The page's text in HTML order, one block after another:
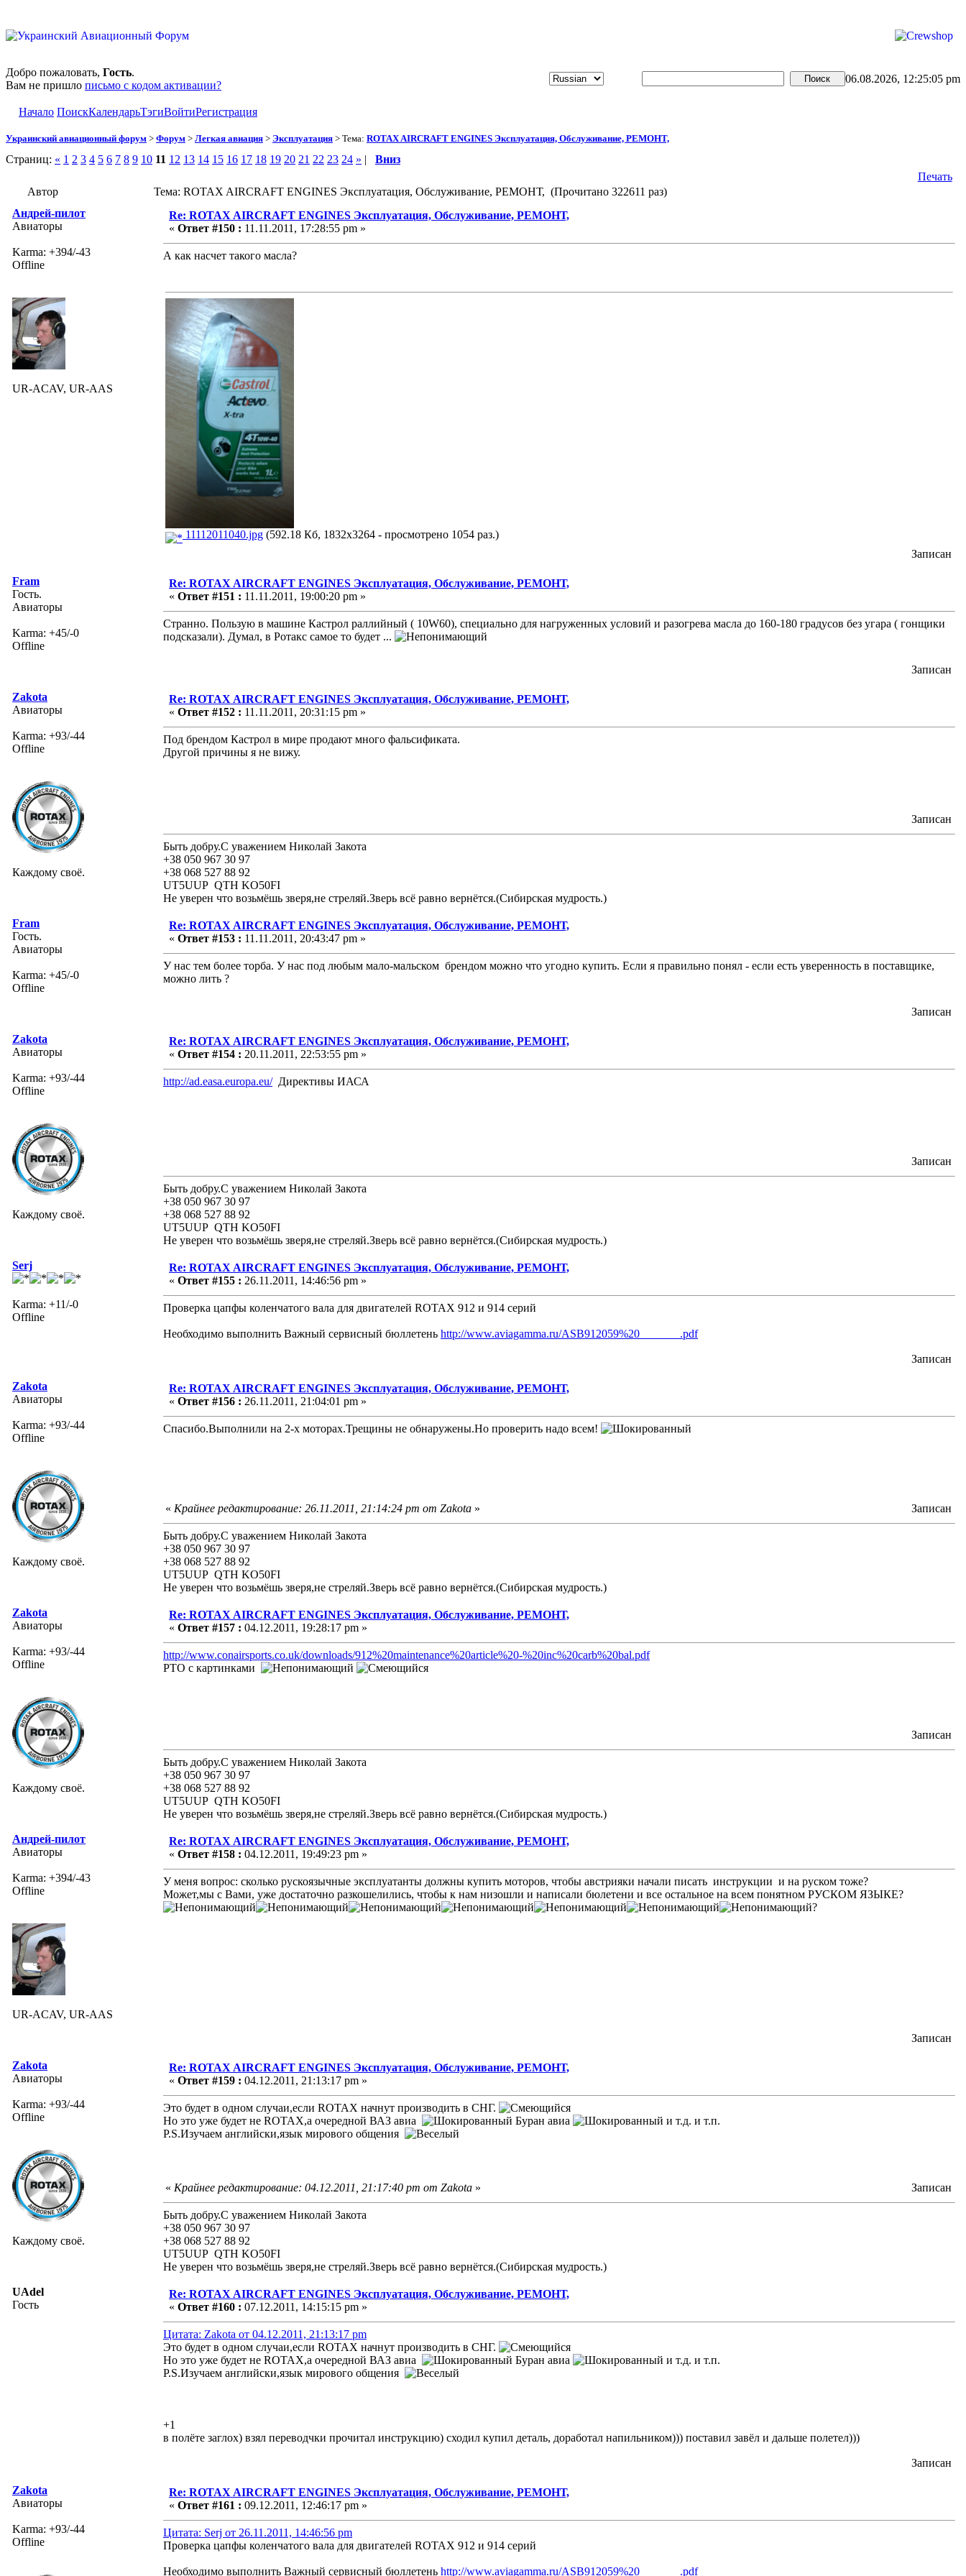
Добро пожаловать, Гость.
Вам не пришло письмо с кодом активации?
06.08.2026, 12:25:05 pm
Начало ПоискКалендарьТэгиВойтиРегистрация
Украинский авиационный форум > Форум > Легкая авиация > Эксплуатация > Тема: ROTAX AIRCRAFT ENGINES Эксплуатация, Обслуживание, РЕМОНТ,
Страниц: « 1 2 3 4 5 6 7 8 9 10 11 12 13 14 15 16 17 18 19 20 21 22 23 24 » | Вниз
Печать
Автор
Тема: ROTAX AIRCRAFT ENGINES Эксплуатация, Обслуживание, РЕМОНТ, (Прочитано 322611 раз)
Андрей-пилот
Авиаторы
Karma: +394/-43
Offline
UR-ACAV, UR-AAS
Re: ROTAX AIRCRAFT ENGINES Эксплуатация, Обслуживание, РЕМОНТ,
« Ответ #150 : 11.11.2011, 17:28:55 pm »
А как насчет такого масла?
11112011040.jpg (592.18 Кб, 1832x3264 - просмотрено 1054 раз.)
Записан
Fram
Гость.
Авиаторы
Karma: +45/-0
Offline
Re: ROTAX AIRCRAFT ENGINES Эксплуатация, Обслуживание, РЕМОНТ,
« Ответ #151 : 11.11.2011, 19:00:20 pm »
Странно. Пользую в машине Кастрол раллийный ( 10W60), специально для нагруженных условий и разогрева масла до 160-180 градусов без угара ( гонщики
подсказали). Думал, в Ротакс самое то будет ...
Записан
Zakota
Авиаторы
Karma: +93/-44
Offline
Каждому своё.
Re: ROTAX AIRCRAFT ENGINES Эксплуатация, Обслуживание, РЕМОНТ,
« Ответ #152 : 11.11.2011, 20:31:15 pm »
Под брендом Кастрол в мире продают много фальсификата.
Другой причины я не вижу.
Записан
Быть добру.С уважением Николай Закота
+38 050 967 30 97
+38 068 527 88 92
UT5UUP QTH KO50FI
Не уверен что возьмёшь зверя,не стреляй.Зверь всё равно вернётся.(Сибирская мудрость.)
Fram
Гость.
Авиаторы
Karma: +45/-0
Offline
Re: ROTAX AIRCRAFT ENGINES Эксплуатация, Обслуживание, РЕМОНТ,
« Ответ #153 : 11.11.2011, 20:43:47 pm »
У нас тем более торба. У нас под любым мало-мальском брендом можно что угодно купить. Если я правильно понял - если есть уверенность в поставщике,
можно лить ?
Записан
Zakota
Авиаторы
Karma: +93/-44
Offline
Каждому своё.
Re: ROTAX AIRCRAFT ENGINES Эксплуатация, Обслуживание, РЕМОНТ,
« Ответ #154 : 20.11.2011, 22:53:55 pm »
http://ad.easa.europa.eu/Директивы ИАСА
Записан
Быть добру.С уважением Николай Закота
+38 050 967 30 97
+38 068 527 88 92
UT5UUP QTH KO50FI
Не уверен что возьмёшь зверя,не стреляй.Зверь всё равно вернётся.(Сибирская мудрость.)
Serj
Karma: +11/-0
Offline
Re: ROTAX AIRCRAFT ENGINES Эксплуатация, Обслуживание, РЕМОНТ,
« Ответ #155 : 26.11.2011, 14:46:56 pm »
Проверка цапфы коленчатого вала для двигателей ROTAX 912 и 914 серий
Необходимо выполнить Важный сервисный бюллетень http://www.aviagamma.ru/ASB912059%20_______.pdf
Записан
Zakota
Авиаторы
Karma: +93/-44
Offline
Каждому своё.
Re: ROTAX AIRCRAFT ENGINES Эксплуатация, Обслуживание, РЕМОНТ,
« Ответ #156 : 26.11.2011, 21:04:01 pm »
Спасибо.Выполнили на 2-х моторах.Трещины не обнаружены.Но проверить надо всем!
« Крайнее редактирование: 26.11.2011, 21:14:24 pm от Zakota » Записан
Быть добру.С уважением Николай Закота
+38 050 967 30 97
+38 068 527 88 92
UT5UUP QTH KO50FI
Не уверен что возьмёшь зверя,не стреляй.Зверь всё равно вернётся.(Сибирская мудрость.)
Zakota
Авиаторы
Karma: +93/-44
Offline
Каждому своё.
Re: ROTAX AIRCRAFT ENGINES Эксплуатация, Обслуживание, РЕМОНТ,
« Ответ #157 : 04.12.2011, 19:28:17 pm »
http://www.conairsports.co.uk/downloads/912%20maintenance%20article%20-%20inc%20carb%20bal.pdf
РТО с картинками
Записан
Быть добру.С уважением Николай Закота
+38 050 967 30 97
+38 068 527 88 92
UT5UUP QTH KO50FI
Не уверен что возьмёшь зверя,не стреляй.Зверь всё равно вернётся.(Сибирская мудрость.)
Андрей-пилот
Авиаторы
Karma: +394/-43
Offline
UR-ACAV, UR-AAS
Re: ROTAX AIRCRAFT ENGINES Эксплуатация, Обслуживание, РЕМОНТ,
« Ответ #158 : 04.12.2011, 19:49:23 pm »
У меня вопрос: сколько рускоязычные эксплуатанты должны купить моторов, чтобы австрияки начали писать инструкции и на руском тоже?
Может,мы с Вами, уже достаточно разкошелились, чтобы к нам низошли и написали бюлетени и все остальное на всем понятном РУСКОМ ЯЗЫКЕ?
?
Записан
Zakota
Авиаторы
Karma: +93/-44
Offline
Каждому своё.
Re: ROTAX AIRCRAFT ENGINES Эксплуатация, Обслуживание, РЕМОНТ,
« Ответ #159 : 04.12.2011, 21:13:17 pm »
Это будет в одном случаи,если ROTAX начнут производить в СНГ.
Но это уже будет не ROTAX,а очередной ВАЗ авиа
Буран авиа
и т.д. и т.п.
P.S.Изучаем английски,язык мирового общения
« Крайнее редактирование: 04.12.2011, 21:17:40 pm от Zakota » Записан
Быть добру.С уважением Николай Закота
+38 050 967 30 97
+38 068 527 88 92
UT5UUP QTH KO50FI
Не уверен что возьмёшь зверя,не стреляй.Зверь всё равно вернётся.(Сибирская мудрость.)
UAdel
Гость
Re: ROTAX AIRCRAFT ENGINES Эксплуатация, Обслуживание, РЕМОНТ,
« Ответ #160 : 07.12.2011, 14:15:15 pm »
Цитата: Zakota от 04.12.2011, 21:13:17 pm
Это будет в одном случаи,если ROTAX начнут производить в СНГ.
Но это уже будет не ROTAX,а очередной ВАЗ авиа
Буран авиа
и т.д. и т.п.
P.S.Изучаем английски,язык мирового общения
+1
в полёте заглох) взял переводчки прочитал инструкцию) сходил купил деталь, доработал напильником))) поставил завёл и дальше полетел)))
Записан
Zakota
Авиаторы
Karma: +93/-44
Offline
Re: ROTAX AIRCRAFT ENGINES Эксплуатация, Обслуживание, РЕМОНТ,
« Ответ #161 : 09.12.2011, 12:46:17 pm »
Цитата: Serj от 26.11.2011, 14:46:56 pm
Проверка цапфы коленчатого вала для двигателей ROTAX 912 и 914 серий
Необходимо выполнить Важный сервисный бюллетень http://www.aviagamma.ru/ASB912059%20_______.pdf